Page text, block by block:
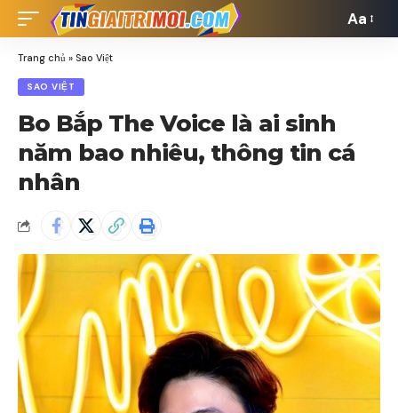
Font
Aa
Trang chủ » Sao Việt
SAO VIỆT
Bo Bắp The Voice là ai sinh
năm bao nhiêu, thông tin cá
nhân